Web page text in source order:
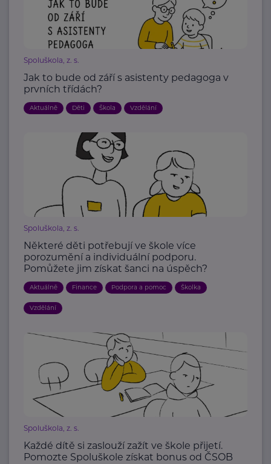
Spoluškola, z. s.
Jak to bude od září s asistenty pedagoga v
prvních třídách?
Aktuálně Děti Škola Vzdělání
Spoluškola, z. s.
Některé děti potřebují ve škole více
porozumění a individuální podporu.
Pomůžete jim získat šanci na úspěch?
Aktuálně Finance Podpora a pomoc Školka
Vzdělání
Spoluškola, z. s.
Každé dítě si zaslouží zažít ve škole přijetí.
Pomozte Spoluškole získat bonus od ČSOB